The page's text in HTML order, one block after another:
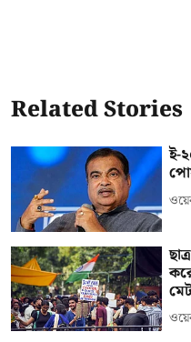
Related Stories
ই-